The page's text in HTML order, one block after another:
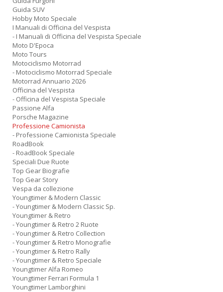
Guida SUV
Hobby Moto Speciale
I Manuali di Officina del Vespista
- I Manuali di Officina del Vespista Speciale
Moto D'Epoca
Moto Tours
Motociclismo Motorrad
- Motociclismo Motorrad Speciale
Motorrad Annuario 2026
Officina del Vespista
- Officina del Vespista Speciale
Passione Alfa
Porsche Magazine
Professione Camionista
- Professione Camionista Speciale
RoadBook
- RoadBook Speciale
Speciali Due Ruote
Top Gear Biografie
Top Gear Story
Vespa da collezione
Youngtimer & Modern Classic
- Youngtimer & Modern Classic Sp.
Youngtimer & Retro
- Youngtimer & Retro 2 Ruote
- Youngtimer & Retro Collection
- Youngtimer & Retro Monografie
- Youngtimer & Retro Rally
- Youngtimer & Retro Speciale
Youngtimer Alfa Romeo
Youngtimer Ferrari Formula 1
Youngtimer Lamborghini